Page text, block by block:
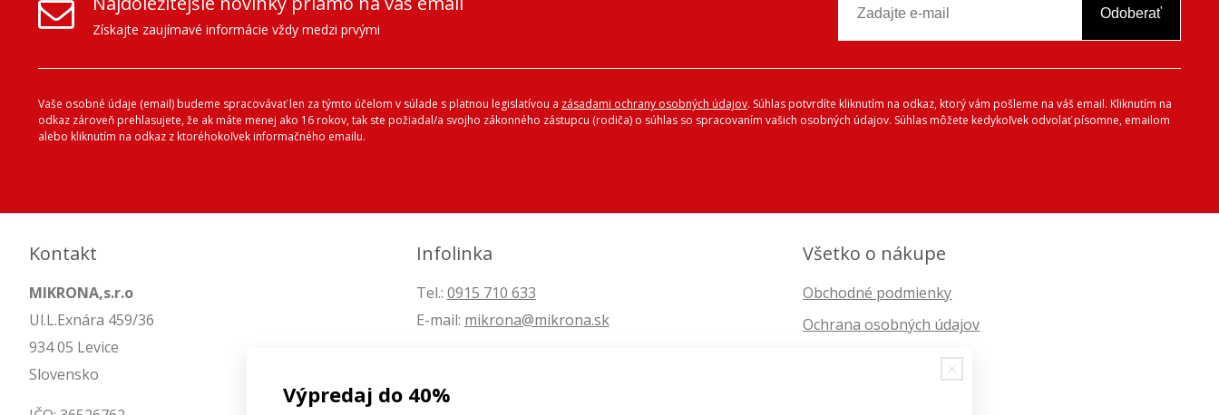
Získajte zaujímavé informácie vždy medzi prvými
Odoberať
Vaše osobné údaje (email) budeme spracovávať len za týmto účelom v súlade s platnou legislatívou a zásadami ochrany osobných údajov. Súhlas potvrdíte kliknutím na odkaz, ktorý vám pošleme na váš email. Kliknutím na
odkaz zároveň prehlasujete, že ak máte menej ako 16 rokov, tak ste požiadal/a svojho zákonného zástupcu (rodiča) o súhlas so spracovaním vašich osobných údajov. Súhlas môžete kedykoľvek odvolať písomne, emailom
alebo kliknutím na odkaz z ktoréhokoľvek informačného emailu.
Kontakt
MIKRONA,s.r.o
Ul.L.Exnára 459/36
934 05 Levice
Slovensko
Infolinka
Tel.: 0915 710 633
E-mail: mikrona@mikrona.sk
Všetko o nákupe
Obchodné podmienky
Ochrana osobných údajov
Výpredaj do 40%